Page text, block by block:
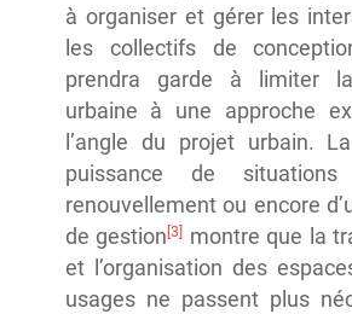
à organiser et gérer les
les collectifs de
prendra garde à limiter
urbaine à une approche
l’angle du projet urbain.
puissance de
renouvellement ou encore
de gestion[3]
montre que la
et l’organisation des
usages ne passent plus